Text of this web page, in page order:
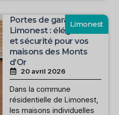
Limonest
Portes de garage à
Limonest : élégance
et sécurité pour vos
maisons des Monts
d’Or
20 avril 2026
Dans la commune
résidentielle de Limonest,
les maisons individuelles